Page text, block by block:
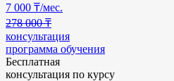
7 000 ₸/мес.
278 000 ₸
консультация
программа обучения
Бесплатная
консультация по курсу